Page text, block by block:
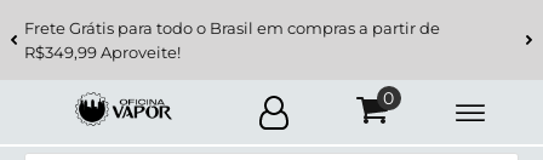
Frete Grátis para todo o Brasil em compras a partir de
R$349,99 Aproveite!